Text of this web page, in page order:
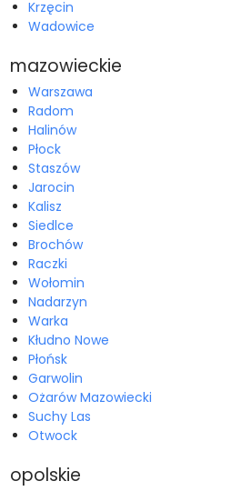
Krzęcin
Wadowice
mazowieckie
Warszawa
Radom
Halinów
Płock
Staszów
Jarocin
Kalisz
Siedlce
Brochów
Raczki
Wołomin
Nadarzyn
Warka
Kłudno Nowe
Płońsk
Garwolin
Ożarów Mazowiecki
Suchy Las
Otwock
opolskie